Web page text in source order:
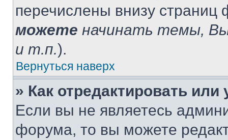
перечислены внизу
можете начинать темы,
и т.п.).
Вернуться наверх
» Как отредактировать
Если вы не являетесь
форума, то вы можете